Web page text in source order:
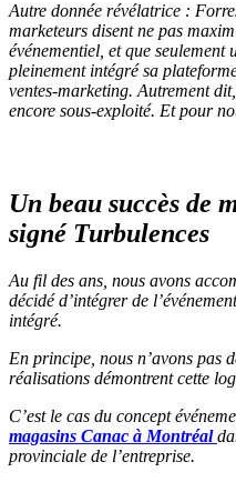
Autre donnée révélatrice :
marketeurs disent ne pas
événementiel, et que
pleinement intégré sa
ventes-marketing. Autrement
encore sous-exploité. Et pour
Un beau succès de
signé Turbulences
Au fil des ans, nous avons
décidé d’intégrer de
intégré.
En principe, nous n’avons pas
réalisations démontrent cette
C’est le cas du concept
magasins Canac à Montréal
provinciale de l’entreprise.